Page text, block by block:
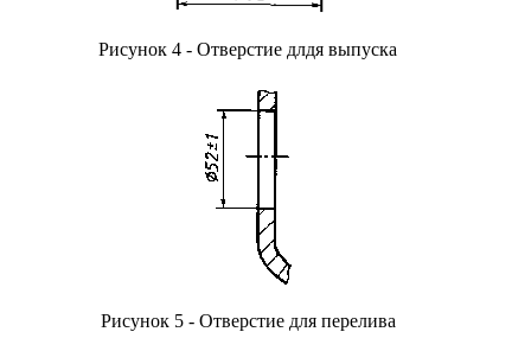
Рисунок 4 - Отверстие длдя выпуска
Рисунок 5 - Отверстие для перелива